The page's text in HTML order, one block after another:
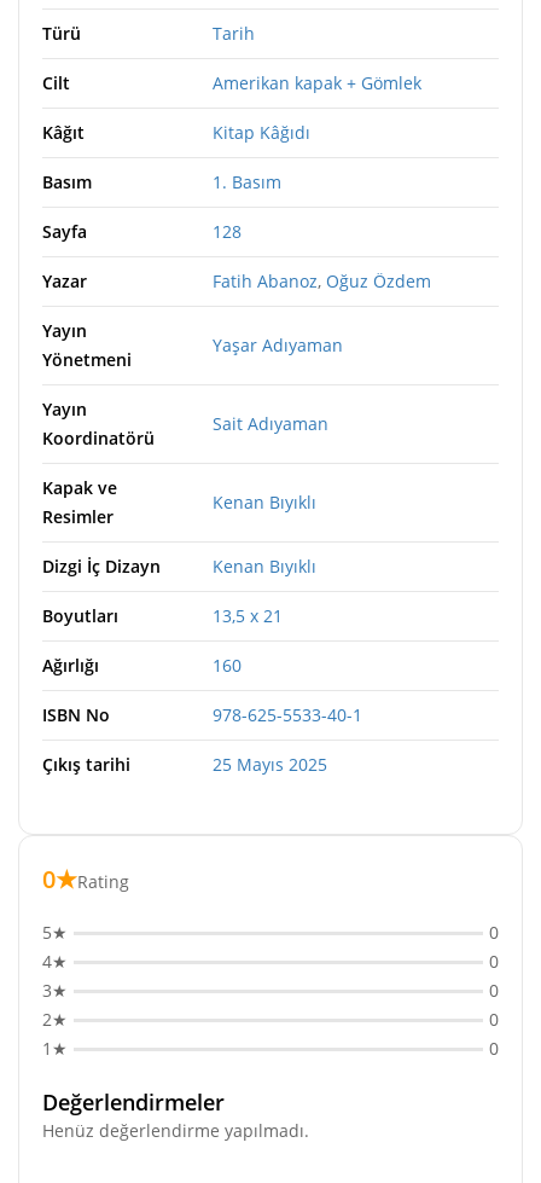
Türü Tarih
Cilt Amerikan kapak + Gömlek
Kâğıt Kitap Kâğıdı
Basım 1. Basım
Sayfa 128
Yazar Fatih Abanoz, Oğuz Özdem
Yayın
Yönetmeni
Yaşar Adıyaman
Yayın
Koordinatörü
Sait Adıyaman
Kapak ve
Resimler
Kenan Bıyıklı
Dizgi İç Dizayn Kenan Bıyıklı
Boyutları 13,5 x 21
Ağırlığı 160
ISBN No 978-625-5533-40-1
Çıkış tarihi 25 Mayıs 2025
0★Rating
5★
0
4★
0
3★
0
2★
0
1★
0
Değerlendirmeler
Henüz değerlendirme yapılmadı.